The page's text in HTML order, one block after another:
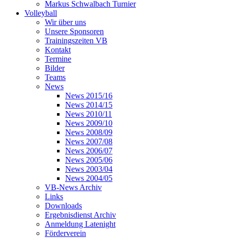
Markus Schwalbach Turnier
Volleyball
Wir über uns
Unsere Sponsoren
Trainingszeiten VB
Kontakt
Termine
Bilder
Teams
News
News 2015/16
News 2014/15
News 2010/11
News 2009/10
News 2008/09
News 2007/08
News 2006/07
News 2005/06
News 2003/04
News 2004/05
VB-News Archiv
Links
Downloads
Ergebnisdienst Archiv
Anmeldung Latenight
Förderverein